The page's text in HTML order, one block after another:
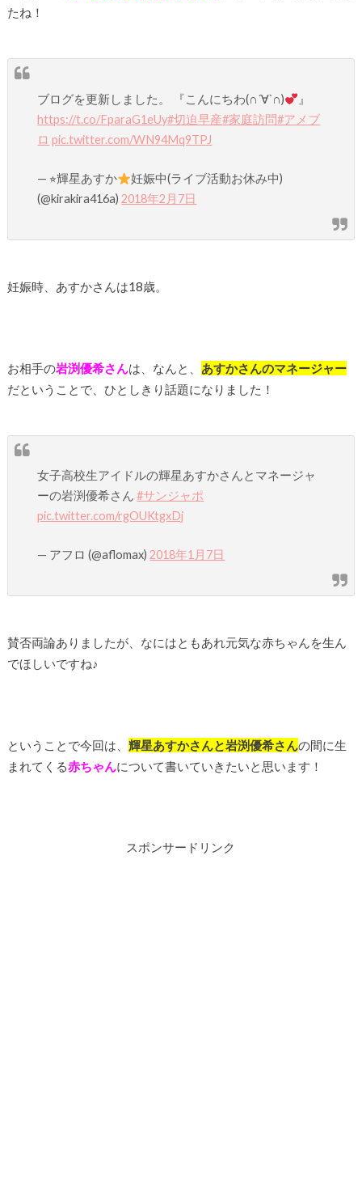
たね！
ブログを更新しました。 『こんにちわ(∩´∀`∩)
』
https://t.co/FparaG1eUy#切迫早産#家庭訪問#アメブ
ロ pic.twitter.com/WN94Mq9TPJ
— ⭐︎輝星あすか
妊娠中(ライブ活動お休み中)
(@kirakira416a)2018年2月7日
妊娠時、あすかさんは18歳。
お相手の岩渕優希さんは、なんと、 あすかさんのマネージャー
だということで、ひとしきり話題になりました！
女子高校生アイドルの輝星あすかさんとマネージャ
ーの岩渕優希さん#サンジャポ
pic.twitter.com/rgOUKtgxDj
— アフロ (@aflomax)2018年1月7日
賛否両論ありましたが、なにはともあれ元気な赤ちゃんを生ん
でほしいですね♪
ということで今回は、 輝星あすかさんと岩渕優希さんの間に生
まれてくる赤ちゃんについて書いていきたいと思います！
スポンサードリンク